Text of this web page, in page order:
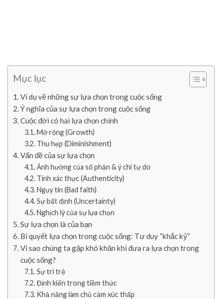
Mục lục
Ví dụ về những sự lựa chọn trong cuộc sống
Ý nghĩa của sự lựa chọn trong cuộc sống
Cuộc đời có hai lựa chọn chính
Mở rộng (Growth)
Thu hẹp (Diminishment)
Vấn đề của sự lựa chọn
Ảnh hưởng của số phận & ý chí tự do
Tính xác thực (Authenticity)
Ngụy tín (Bad faith)
Sự bất định (Uncertainty)
Nghịch lý của sự lựa chọn
Sự lựa chọn là của bạn
Bí quyết lựa chọn trong cuộc sống: Tư duy “khắc kỷ”
Vì sao chúng ta gặp khó khăn khi đưa ra lựa chọn trong
cuộc sống?
Sự trì trệ
Định kiến trong tiềm thức
Khả năng làm chủ cảm xúc thấp